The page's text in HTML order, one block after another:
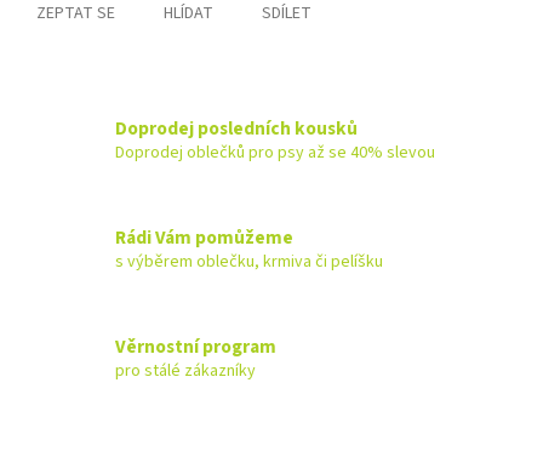
ZEPTAT SE HLÍDAT SDÍLET
Doprodej posledních kousků
Doprodej oblečků pro psy až se 40% slevou
Rádi Vám pomůžeme
s výběrem oblečku, krmiva či pelíšku
Věrnostní program
pro stálé zákazníky